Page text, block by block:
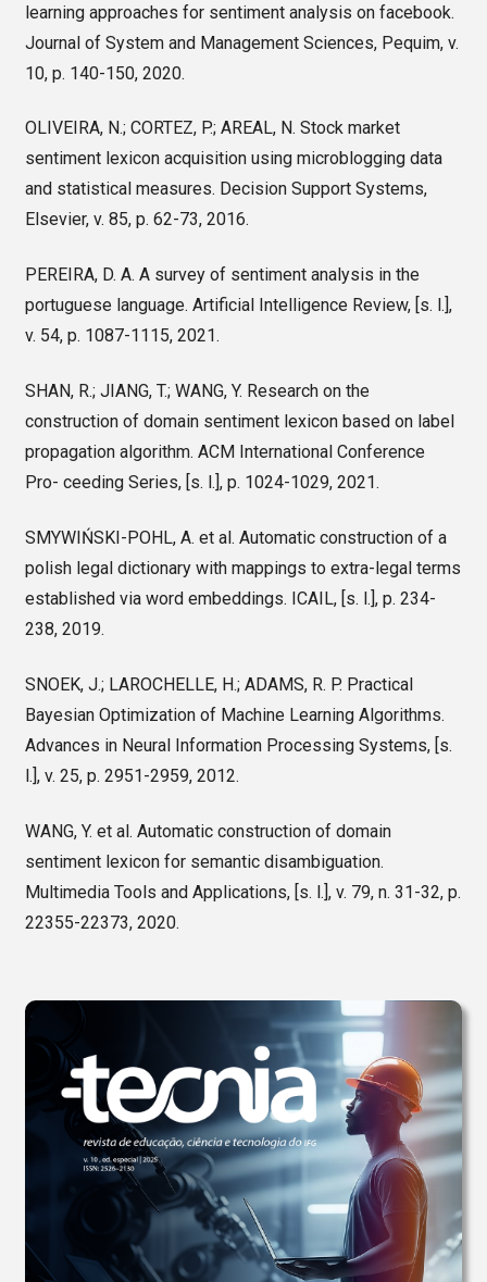
learning approaches for sentiment analysis on facebook.
Journal of System and Management Sciences, Pequim, v.
10, p. 140-150, 2020.
OLIVEIRA, N.; CORTEZ, P.; AREAL, N. Stock market
sentiment lexicon acquisition using microblogging data
and statistical measures. Decision Support Systems,
Elsevier, v. 85, p. 62-73, 2016.
PEREIRA, D. A. A survey of sentiment analysis in the
portuguese language. Artificial Intelligence Review, [s. l.],
v. 54, p. 1087-1115, 2021.
SHAN, R.; JIANG, T.; WANG, Y. Research on the
construction of domain sentiment lexicon based on label
propagation algorithm. ACM International Conference
Pro- ceeding Series, [s. l.], p. 1024-1029, 2021.
SMYWIŃSKI-POHL, A. et al. Automatic construction of a
polish legal dictionary with mappings to extra-legal terms
established via word embeddings. ICAIL, [s. l.], p. 234-
238, 2019.
SNOEK, J.; LAROCHELLE, H.; ADAMS, R. P. Practical
Bayesian Optimization of Machine Learning Algorithms.
Advances in Neural Information Processing Systems, [s.
l.], v. 25, p. 2951-2959, 2012.
WANG, Y. et al. Automatic construction of domain
sentiment lexicon for semantic disambiguation.
Multimedia Tools and Applications, [s. l.], v. 79, n. 31-32, p.
22355-22373, 2020.